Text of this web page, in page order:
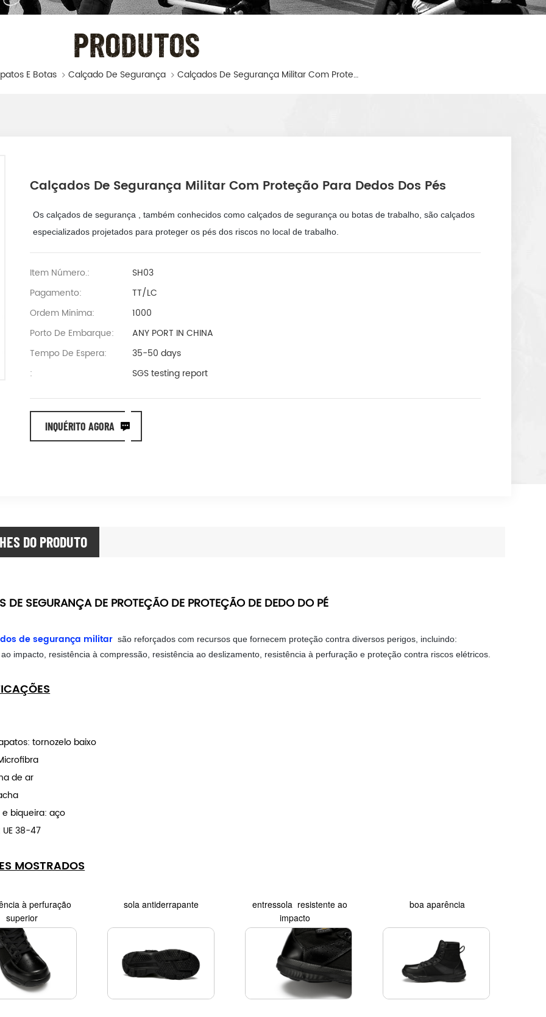
PRODUTOS
E Botas Calçado De Segurança Calçados De Segurança Militar Com Proteção Para Dedos Dos Pés
Calçados De Segurança Militar Com Proteção Para Dedos Dos Pés
Os calçados de segurança , também conhecidos como calçados de segurança ou botas de trabalho, são calçados
especializados projetados para proteger os pés dos riscos no local de trabalho.
Item Número.:
SH03
Pagamento:
TT/LC
Ordem Minima:
1000
Porto De Embarque:
ANY PORT IN CHINA
Tempo De Espera:
35-50 days
:
SGS testing report
INQUÉRITO AGORA
DO PRODUTO
DE SEGURANÇA DE PROTEÇÃO DE PROTEÇÃO DE DEDO DO PÉ
de segurança militar são reforçados com recursos que fornecem proteção contra diversos perigos, incluindo:
impacto, resistência à compressão, resistência ao deslizamento, resistência à perfuração e proteção contra riscos elétricos.
tornozelo baixo
de ar
e biqueira: aço
38-47
MOSTRADOS
à perfuração
superior
sola antiderrapante entressola resistente ao
impacto
boa aparência